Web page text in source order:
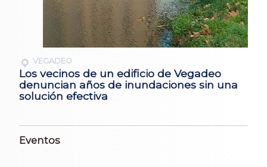
VEGADEO
Los vecinos de un edificio de Vegadeo
denuncian años de inundaciones sin una
solución efectiva
Eventos